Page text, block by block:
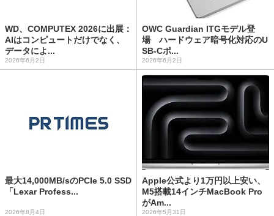
WD、COMPUTEX 2026に出展：
AIはコンピュートだけでなく、
データによ...
2026年6月2日
OWC Guardian ITGモデル登
場 ハードウェア暗号化対応のU
SB-Cポ...
2026年6月2日
最大14,000MB/sのPCIe 5.0 SSD
「Lexar Profess...
2026年8月4日
Apple公式より1万円以上安い、
M5搭載14インチMacBook Pro
がAm...
2026年5月31日